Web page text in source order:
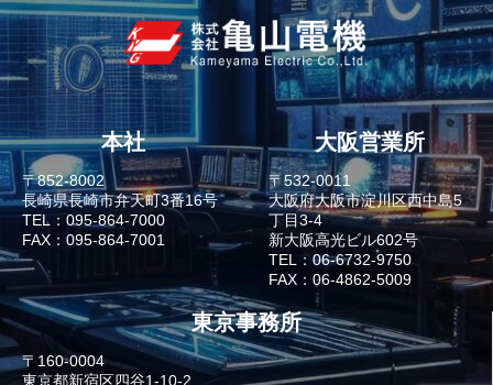
本社
〒852-8002
長崎県長崎市弁天町3番16号
TEL：095-864-7000
FAX：095-864-7001
大阪営業所
〒532-0011
大阪府大阪市淀川区西中島5
丁目3-4
新大阪高光ビル602号
TEL：06-6732-9750
FAX：06-4862-5009
東京事務所
〒160-0004
東京都新宿区四谷1-10-2